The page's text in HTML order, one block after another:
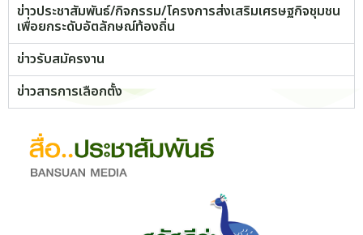
ข่าวประชาสัมพันธ์/กิจกรรม/โครงการส่งเสริมเศรษฐกิจชุมชน
เพื่อยกระดับอัตลักษณ์ท้องถิ่น
ข่าวรับสมัครงาน
ข่าวสารการเลือกตั้ง